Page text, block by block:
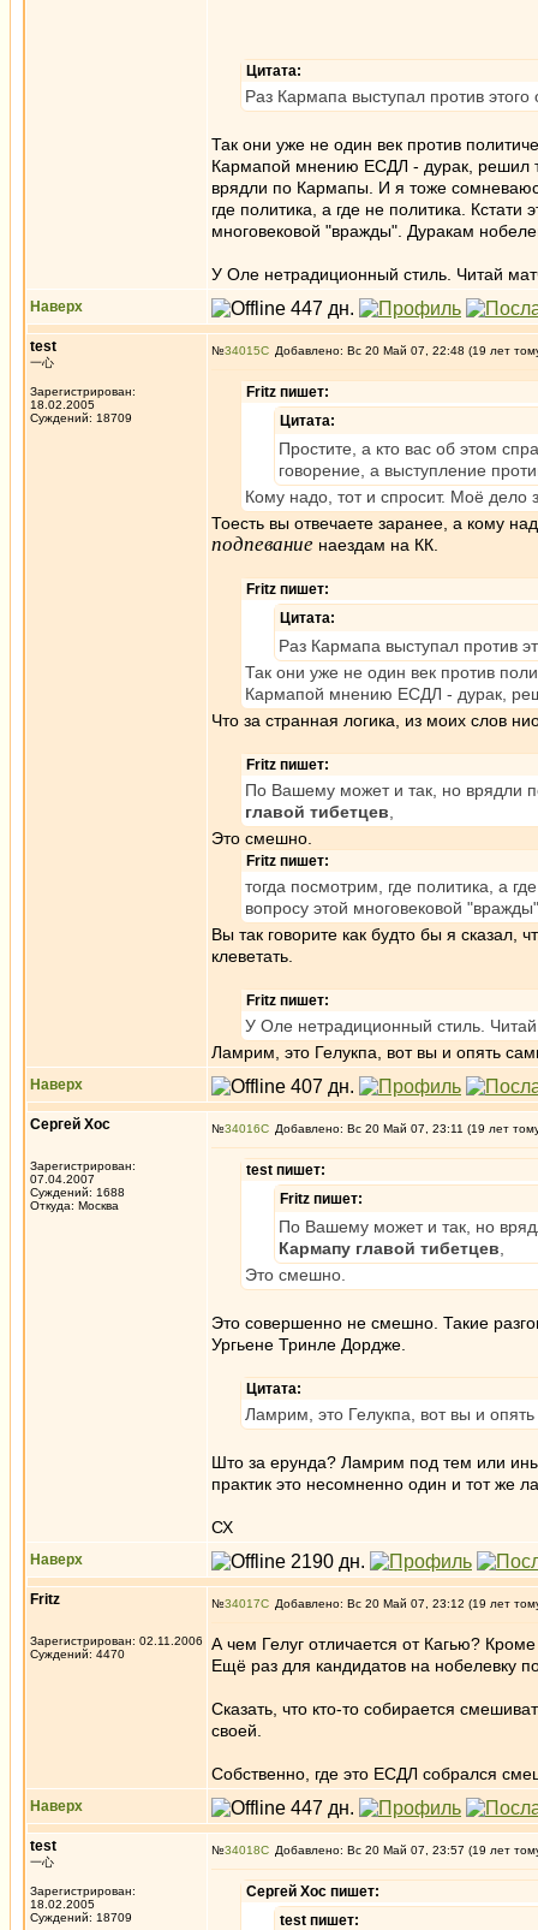
Цитата:
Раз Кармапа выступал против
Так они уже не один век против
Кармапой мнению ЕСДЛ - дурак, решил
врядли по Кармапы. И я тоже
где политика, а где не политика.
многовековой "вражды". Дуракам
У Оле нетрадиционный стиль. Читай
Наверх
test
一心
Зарегистрирован:
18.02.2005
Суждений: 18709
№34015 Добавлено: Вс 20 Май 07, 22:48 (19 лет
Fritz пишет:
Цитата:
Простите, а кто вас об этом
говорение, а выступление
Кому надо, тот и спросит. Моё дело
Тоесть вы отвечаете заранее, а кому
подпевание наездам на КК.
Fritz пишет:
Цитата:
Раз Кармапа выступал против
Так они уже не один век против
Кармапой мнению ЕСДЛ - дурак,
Что за странная логика, из моих слов
Fritz пишет:
По Вашему может и так, но врядли
главой тибетцев
Это смешно.
Fritz пишет:
тогда посмотрим, где политика, а
вопросу этой многовековой
Вы так говорите как будто бы я сказал,
клеветать.
Fritz пишет:
У Оле нетрадиционный стиль.
Ламрим, это Гелукпа, вот вы и опять
Наверх
Сергей Хос
Зарегистрирован:
07.04.2007
Суждений: 1688
Откуда: Москва
№34016 Добавлено: Вс 20 Май 07, 23:11 (19 лет
test пишет:
Fritz пишет:
По Вашему может и так, но
Кармапу главой тибетцев
Это смешно.
Это совершенно не смешно. Такие
Ургьене Тринле Дордже.
Цитата:
Ламрим, это Гелукпа, вот вы и
Што за ерунда? Ламрим под тем или
практик это несомненно один и тот же
СХ
Наверх
Fritz
Зарегистрирован: 02.11.2006
Суждений: 4470
№34017 Добавлено: Вс 20 Май 07, 23:12 (19 лет
А чем Гелуг отличается от Кагью?
Ещё раз для кандидатов на нобелевку
Сказать, что кто-то собирается
своей.
Собственно, где это ЕСДЛ собрался
Наверх
test
一心
Зарегистрирован:
18.02.2005
Суждений: 18709
№34018 Добавлено: Вс 20 Май 07, 23:57 (19 лет
Сергей Хос пишет:
test пишет: